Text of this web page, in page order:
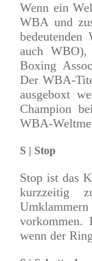
Wenn ein
WBA und
auch
Boxing
Der WBA-
ausgeboxt
Champion
WBA-
S | Stop
Stop ist das
kurzzeitig
vorkommen.
wenn der